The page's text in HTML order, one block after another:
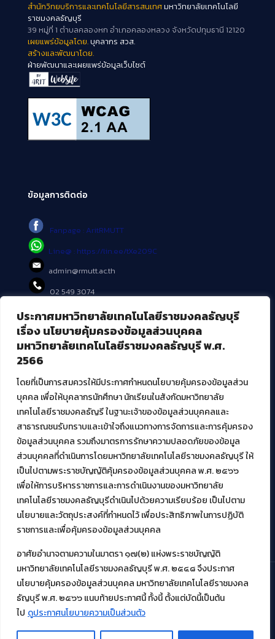
ประกาศมหาวิทยาลัยเทคโนโลยีราชมงคลธัญบุรี
เรื่อง นโยบายคุ้มครองข้อมูลส่วนบุคคล
มหาวิทยาลัยเทคโนโลยีราชมงคลธัญบุรี พ.ศ.
2566
โดยที่เป็นการสมควรให้มีประกาศกำหนดนโยบายคุ้มครองข้อมูลส่วน
บุคคล เพื่อให้บุคลากรนักศึกษา นักเรียนในสังกัดมหาวิทยาลัย
เทคโนโลยีราชมงคลธัญรี ในฐานะเจ้าของข้อมูลส่วนบุคคลและ
สาธารณชนรับทราบและเข้าใจถึงแนวทางการจัดการและการคุ้มครอง
ข้อมูลส่วนบุคคล รวมถึงมาตรการรักษาความปลอดภัยของข้อมูล
ส่วนบุคคลที่ดำเนินการโดยมหาวิทยาลัยเทคโนโลยีราชมงคลธัญบุรี ให้
เป็นไปตามพระราชบัญญัติคุ้มครองข้อมูลส่วนบุคคล พ.ศ. ๒๕๖๖
เพื่อให้การบริหารราชการและการดำเนินงานของมหาวิทยาลัย
เทคโนโลยีราชมงคลธัญบุรีดำเนินไปด้วยความเรียบร้อย เป็นไปตาม
นโยบายและวัตถุประสงค์ที่กำหนดไว้ เพื่อประสิทธิภาพในการปฏิบัติ
ราชการและเพื่อคุ้มครองข้อมูลส่วนบุคคล
อาศัยอำนาจตามความในมาตรา ๑๗(๒) แห่งพระราชบัญญัติ
มหาวิทยาลัยเทคโนโลยีราชมงคลธัญบุรี พ.ศ. ๒๕๔๘ จึงประกาศ
นโยบายคุ้มครองข้อมูลส่วนบุคคล มหาวิทยาลัยเทคโนโลยีราชมงคล
ธัญบุรี พ.ศ. ๒๕๖๖ แนบท้ายประกาศนี้ ทั้งนี้ ตั้งแต่บัดนี้เป็นต้น
ไป ดูประกาศนโยบายความเป็นส่วนตัว
สำนักวิทยบริการและเทคโนโลยีสารสนเทศมหาวิทยาลัยเทคโนโลยี
ราชมงคลธัญบุรี
39 หมู่ที่ 1 ตำบลคลองหก อำเภอคลองหลวง จังหวัดปทุมธานี 12120
เผยแพร่ข้อมูลโดย.บุคลากร สวส.
สร้างและพัฒนาโดย.
ฝ่ายพัฒนาและเผยแพร่ข้อมูลเว็บไซต์
ข้อมูลการติดต่อ
Fanpage : AritRMUTT
Line@ : https://lin.ee/tXe209C
admin@rmutt.ac.th
02 549 3074
บริการอื่นๆ ของ สวส.
ศูนย์สื่อดิจิทัล
ศูนย์นวัตกรรมและความรู้
สมัยใหม่ (MoSeC)
งานบริการวิชาการให้กับหน่วยงานภายนอก
โครงการส่งเสริมและพัฒนาผู้ประกอบการ SME โดย. มทร.ธัญบุรี
กิจกรรมการเชื่อมโยงเครือข่ายผู้ให้บริการเครื่องจักรกลทางการ
เกษตร ภายใต้โครงการส่งเสริมการรแปรรูปสินค้าเกษตรระดับชุมชน
กรมส่งเสริมอุตสาหกรรม
โครงการยกระดับเศรษฐกิจและสังคมรายตำบลแบบบูรณาการ (1
ตำบล 1 มหาวิทยาลัย)
© 2021 สำนักวิทยบริการและเทคโนโลยีสารสนเทศ มหาวิทยาลัย
เทคโนโลยีราชมงคลธัญบุรี